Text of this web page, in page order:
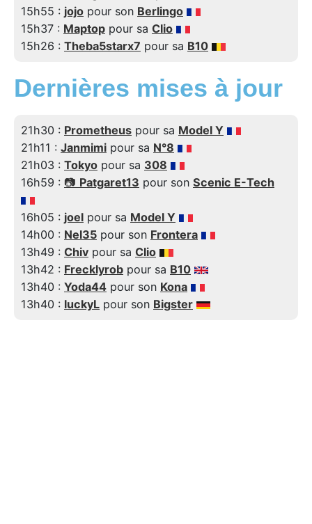
15h55 : jojo pour son Berlingo
15h37 : Maptop pour sa Clio
15h26 : Theba5starx7 pour sa B10
Dernières mises à jour
21h30 : Prometheus pour sa Model Y
21h11 : Janmimi pour sa N°8
21h03 : Tokyo pour sa 308
16h59 : 📷 Patgaret13 pour son Scenic E-Tech
16h05 : joel pour sa Model Y
14h00 : Nel35 pour son Frontera
13h49 : Chiv pour sa Clio
13h42 : Frecklyrob pour sa B10
13h40 : Yoda44 pour son Kona
13h40 : luckyL pour son Bigster